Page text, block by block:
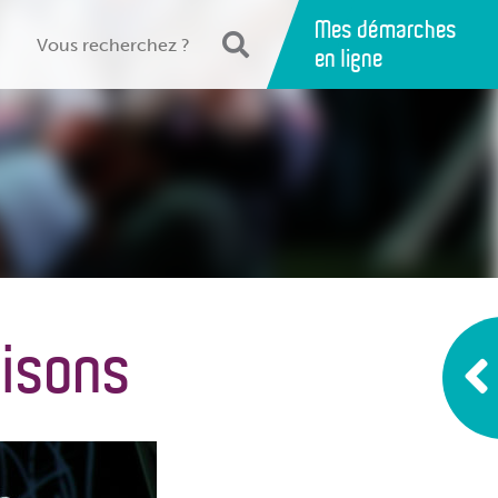
Mes démarches
en ligne